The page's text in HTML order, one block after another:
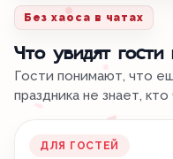
Без хаоса в чатах
Что увидят
Гости понимают, что
праздника не знает,
ДЛЯ ГОСТЕЙ